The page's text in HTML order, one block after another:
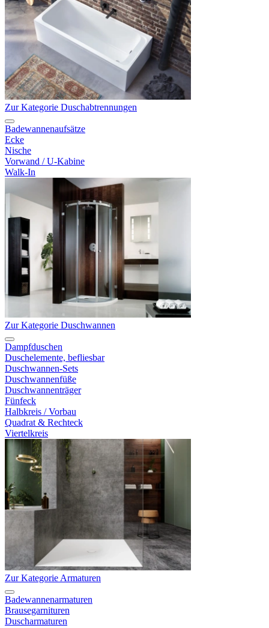
Zur Kategorie Duschabtrennungen
Badewannenaufsätze
Ecke
Nische
Vorwand / U-Kabine
Walk-In
Zur Kategorie Duschwannen
Dampfduschen
Duschelemente, befliesbar
Duschwannen-Sets
Duschwannenfüße
Duschwannenträger
Fünfeck
Halbkreis / Vorbau
Quadrat & Rechteck
Viertelkreis
Zur Kategorie Armaturen
Badewannenarmaturen
Brausegarnituren
Duscharmaturen